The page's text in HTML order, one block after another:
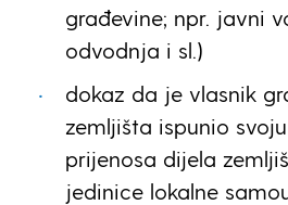
građevine; npr. javni
odvodnja i sl.)
dokaz da je vlasnik
zemljišta ispunio
prijenosa dijela
jedinice lokalne